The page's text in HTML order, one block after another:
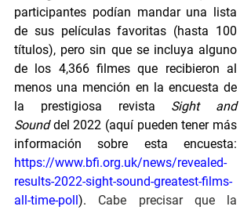
participantes podían mandar una lista
de sus películas favoritas (hasta 100
títulos), pero sin que se incluya alguno
de los 4,366 filmes que recibieron al
menos una mención en la encuesta de
la prestigiosa revista Sight and
Sound del 2022 (aquí pueden tener más
https://www.bfi.org.uk/news/revealed-
results-2022-sight-sound-greatest-films-
all-time-poll). Cabe precisar que la